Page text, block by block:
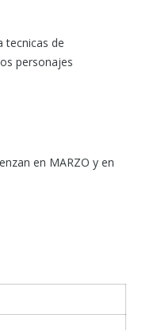
tecnicas de
personajes
en MARZO y en